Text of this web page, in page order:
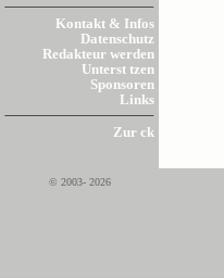
Kontakt & Infos
Datenschutz
Redakteur werden
Unterst tzen
Sponsoren
Links
Zur ck
© 2003- 2026